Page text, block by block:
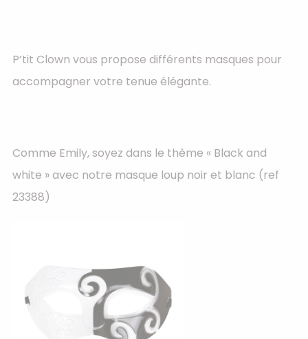
P’tit Clown vous propose différents masques pour
accompagner votre tenue élégante.
Comme Emily, soyez dans le thème « Black and
white » avec notre masque loup noir et blanc (ref
23388)